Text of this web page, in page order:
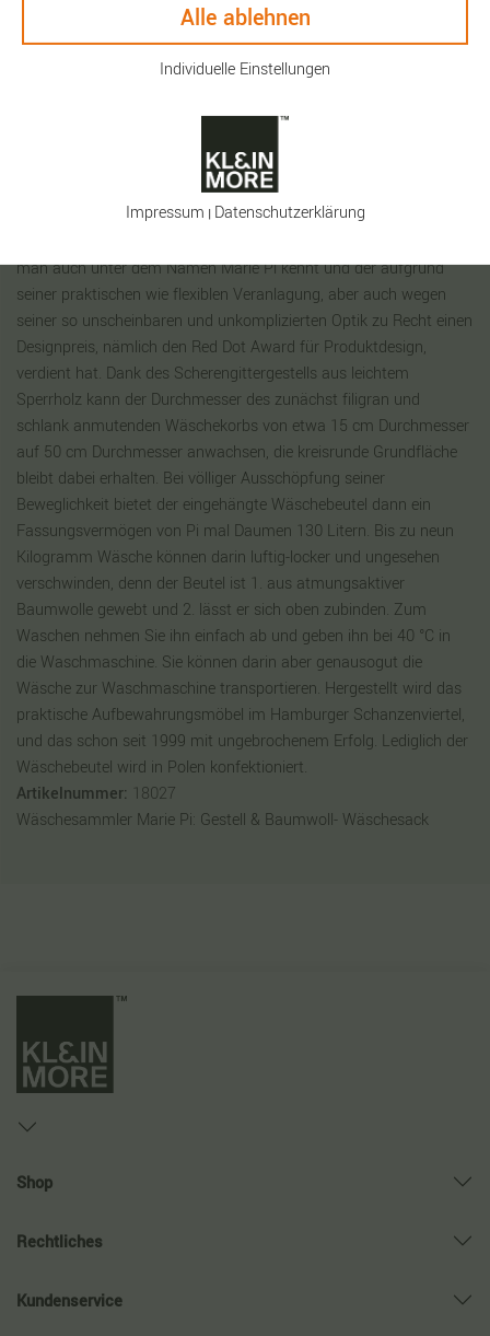
Beschreibung
Keyfacts
man auch unter dem Namen Marie Pi kennt und der aufgrund
seiner praktischen wie flexiblen Veranlagung, aber auch wegen
seiner so unscheinbaren und unkomplizierten Optik zu Recht einen
Designpreis, nämlich den Red Dot Award für Produktdesign,
verdient hat. Dank des Scherengittergestells aus leichtem
Sperrholz kann der Durchmesser des zunächst filigran und
schlank anmutenden Wäschekorbs von etwa 15 cm Durchmesser
auf 50 cm Durchmesser anwachsen, die kreisrunde Grundfläche
bleibt dabei erhalten. Bei völliger Ausschöpfung seiner
Beweglichkeit bietet der eingehängte Wäschebeutel dann ein
Fassungsvermögen von Pi mal Daumen 130 Litern. Bis zu neun
Kilogramm Wäsche können darin luftig-locker und ungesehen
verschwinden, denn der Beutel ist 1. aus atmungsaktiver
Baumwolle gewebt und 2. lässt er sich oben zubinden. Zum
Waschen nehmen Sie ihn einfach ab und geben ihn bei 40 °C in
die Waschmaschine. Sie können darin aber genausogut die
Wäsche zur Waschmaschine transportieren. Hergestellt wird das
praktische Aufbewahrungsmöbel im Hamburger Schanzenviertel,
und das schon seit 1999 mit ungebrochenem Erfolg. Lediglich der
Wäschebeutel wird in Polen konfektioniert.
Artikelnummer: 18027
Wäschesammler Marie Pi: Gestell & Baumwoll- Wäschesack
Shop
Rechtliches
Kundenservice
Alle ablehnen
Individuelle Einstellungen
Impressum | Daten­schutz­erklärung